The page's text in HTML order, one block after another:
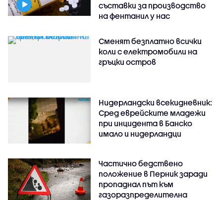
съставки за производство
на фентанил у нас
Сменят безплатно всички
коли с електромобили на
гръцки остров
Нидерландски всекидневник:
Сред еврейските младежи
при инцидента в Банско
имало и нидерландци
Частично бедствено
положение в Перник заради
пропаднал път към
газоразпределителна